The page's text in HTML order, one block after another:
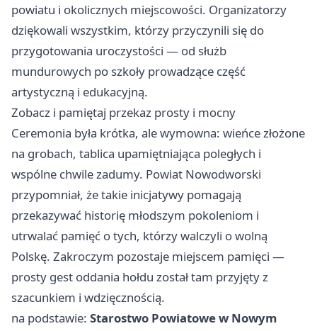
powiatu i okolicznych miejscowości. Organizatorzy
dziękowali wszystkim, którzy przyczynili się do
przygotowania uroczystości — od służb
mundurowych po szkoły prowadzące część
artystyczną i edukacyjną.
Zobacz i pamiętaj przekaz prosty i mocny
Ceremonia była krótka, ale wymowna: wieńce złożone
na grobach, tablica upamiętniająca poległych i
wspólne chwile zadumy. Powiat Nowodworski
przypomniał, że takie inicjatywy pomagają
przekazywać historię młodszym pokoleniom i
utrwalać pamięć o tych, którzy walczyli o wolną
Polskę. Zakroczym pozostaje miejscem pamięci —
prosty gest oddania hołdu został tam przyjęty z
szacunkiem i wdzięcznością.
na podstawie: Starostwo Powiatowe w Nowym